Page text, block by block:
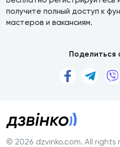
получите полный доступ к
мастеров и вакансиям.
Поделиться
© 2026 dzvinko.com. All rights